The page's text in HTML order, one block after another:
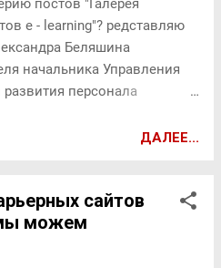
PM помогает
принимать стратегические
решения (я не понимаю,
о значит strategic operational
что стратегические и
Strategic decisions are
affect the day-to-day
of strategic decisions.
decisions usually have
e - learning"? редставляю
Беляшина
начальника Управления
развития персонала
Без ложной скромности
Беляшина всегда в топ
Один из самых лайкнутых
- Куда идет e -
ДАЛЕЕ...
сайтов
можем